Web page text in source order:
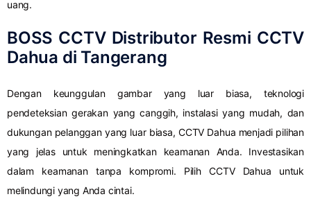
uang.
BOSS CCTV Distributor Resmi CCTV
Dahua di Tangerang
Dengan keunggulan gambar yang luar biasa, teknologi
pendeteksian gerakan yang canggih, instalasi yang mudah, dan
dukungan pelanggan yang luar biasa, CCTV Dahua menjadi pilihan
yang jelas untuk meningkatkan keamanan Anda. Investasikan
dalam keamanan tanpa kompromi. Pilih CCTV Dahua untuk
melindungi yang Anda cintai.